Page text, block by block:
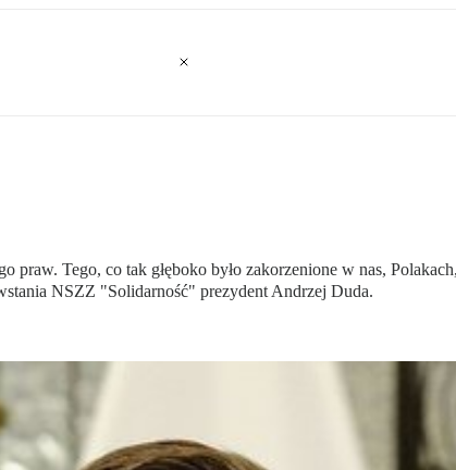
praw. Tego, co tak głęboko było zakorzenione w nas,
NSZZ "Solidarność" prezydent Andrzej Duda.